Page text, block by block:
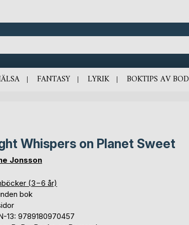
FANTASY LYRIK BOKTIPS AV BOD
Whispers on Planet Sweet
Jonsson
(3−6 år)
bok
13: 9789180970457